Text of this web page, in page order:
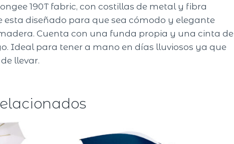
190T fabric, con costillas de metal y fibra
esta diseñado para que sea cómodo y elegante
Cuenta con una funda propia y una cinta de
Ideal para tener a mano en días lluviosos ya que
llevar.